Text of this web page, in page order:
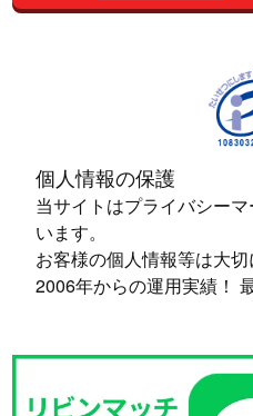
個人情報の保護
当サイトはプライバシー
います。
お客様の個人情報等は大切
2006年からの運用実績！